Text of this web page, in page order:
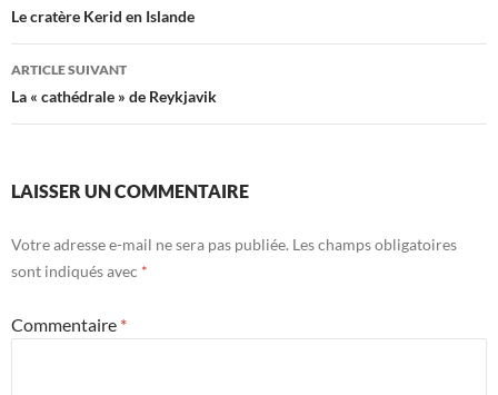
des
articles
Le cratère Kerid en Islande
ARTICLE SUIVANT
La « cathédrale » de Reykjavik
LAISSER UN COMMENTAIRE
Votre adresse e-mail ne sera pas publiée. Les champs obligatoires
sont indiqués avec *
Commentaire *